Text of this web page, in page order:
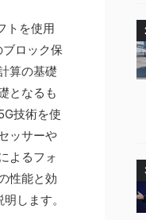
トを使用
ロック保
算の基礎
となるも
技術を使
ッサーや
よるフォ
性能と効
します。